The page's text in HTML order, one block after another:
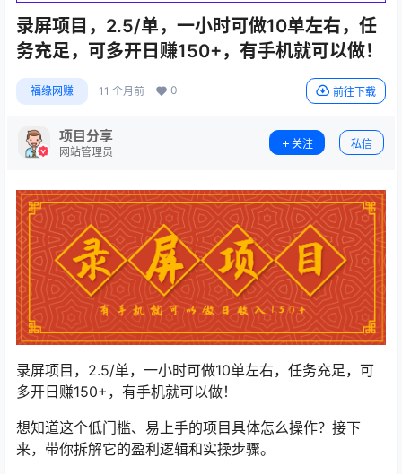
录屏项目，2.5/单，一小时可做10单左右，任
务充足，可多开日赚150+，有手机就可以做！
福缘网赚 11 个月前 0 前往下载
项目分享
网站管理员
关注 私信
录屏项目，2.5/单，一小时可做10单左右，任务充足，可
多开日赚150+，有手机就可以做！
想知道这个低门槛、易上手的项目具体怎么操作？接下
来，带你拆解它的盈利逻辑和实操步骤。